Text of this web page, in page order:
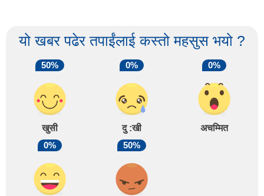
यो खबर पढेर तपाईंलाई कस्तो महसुस भयो ?
50%
खुसी
0%
दु :खी
0%
अचम्मित
0%
50%